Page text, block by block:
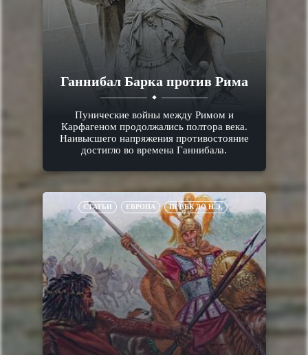
Ганнибал Барка против Рима
Пунические войны между Римом и
Карфагеном продолжались полтора века.
Наивысшего напряжения противостояние
достигло во времена Ганнибала.
СТАТЬИ ЕВРОПА III ВЕК ДО Н.Э.